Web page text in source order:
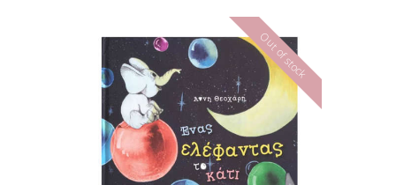
Out of stock